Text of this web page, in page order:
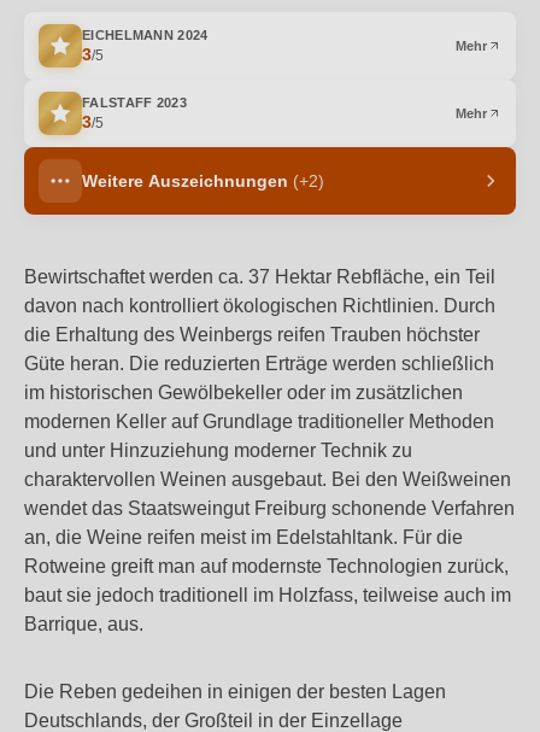
EICHELMANN2024
3/5
Mehr
FALSTAFF 2023
3/5
Mehr
Weitere Auszeichnungen (+2)
Bewirtschaftet werden ca. 37 Hektar Rebfläche, ein Teil
davon nach kontrolliert ökologischen Richtlinien. Durch
die Erhaltung des Weinbergs reifen Trauben höchster
Güte heran. Die reduzierten Erträge werden schließlich
im historischen Gewölbekeller oder im zusätzlichen
modernen Keller auf Grundlage traditioneller Methoden
und unter Hinzuziehung moderner Technik zu
charaktervollen Weinen ausgebaut. Bei den Weißweinen
wendet das Staatsweingut Freiburg schonende Verfahren
an, die Weine reifen meist im Edelstahltank. Für die
Rotweine greift man auf modernste Technologien zurück,
baut sie jedoch traditionell im Holzfass, teilweise auch im
Barrique, aus.
Die Reben gedeihen in einigen der besten Lagen
Deutschlands, der Großteil in der Einzellage